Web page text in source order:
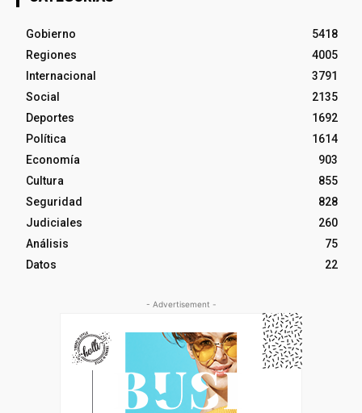
Gobierno
5418
Regiones
4005
Internacional
3791
Social
2135
Deportes
1692
Política
1614
Economía
903
Cultura
855
Seguridad
828
Judiciales
260
Análisis
75
Datos
22
- Advertisement -